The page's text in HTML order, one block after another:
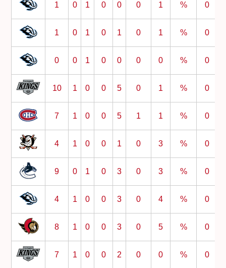
1 0 1 0 0 0 1 % 0
1 0 1 0 1 0 1 % 0
0 0 1 0 0 0 0 % 0
10 1 0 0 5 0 1 % 0
7 1 0 0 5 1 1 % 0
4 1 0 0 1 0 3 % 0
9 0 1 0 3 0 3 % 0
4 1 0 0 3 0 4 % 0
8 1 0 0 3 0 5 % 0
7 1 0 0 2 0 0 % 0